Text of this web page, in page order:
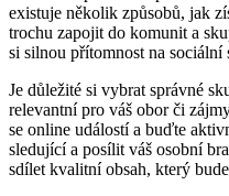
existuje několik způsobů, jak
trochu zapojit do komunit a
si silnou přítomnost na sociální
Je důležité si vybrat správné
relevantní pro váš obor či
se online událostí a buďte
sledující a posílit váš osobní
sdílet kvalitní obsah, který